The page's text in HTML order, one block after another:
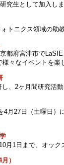
究生として加入しま
トニクス領域の助
都府宮津市で
々なイベントを楽
、2ヶ月間研究活
4月27日（土曜日
月1日まで、オッ
）